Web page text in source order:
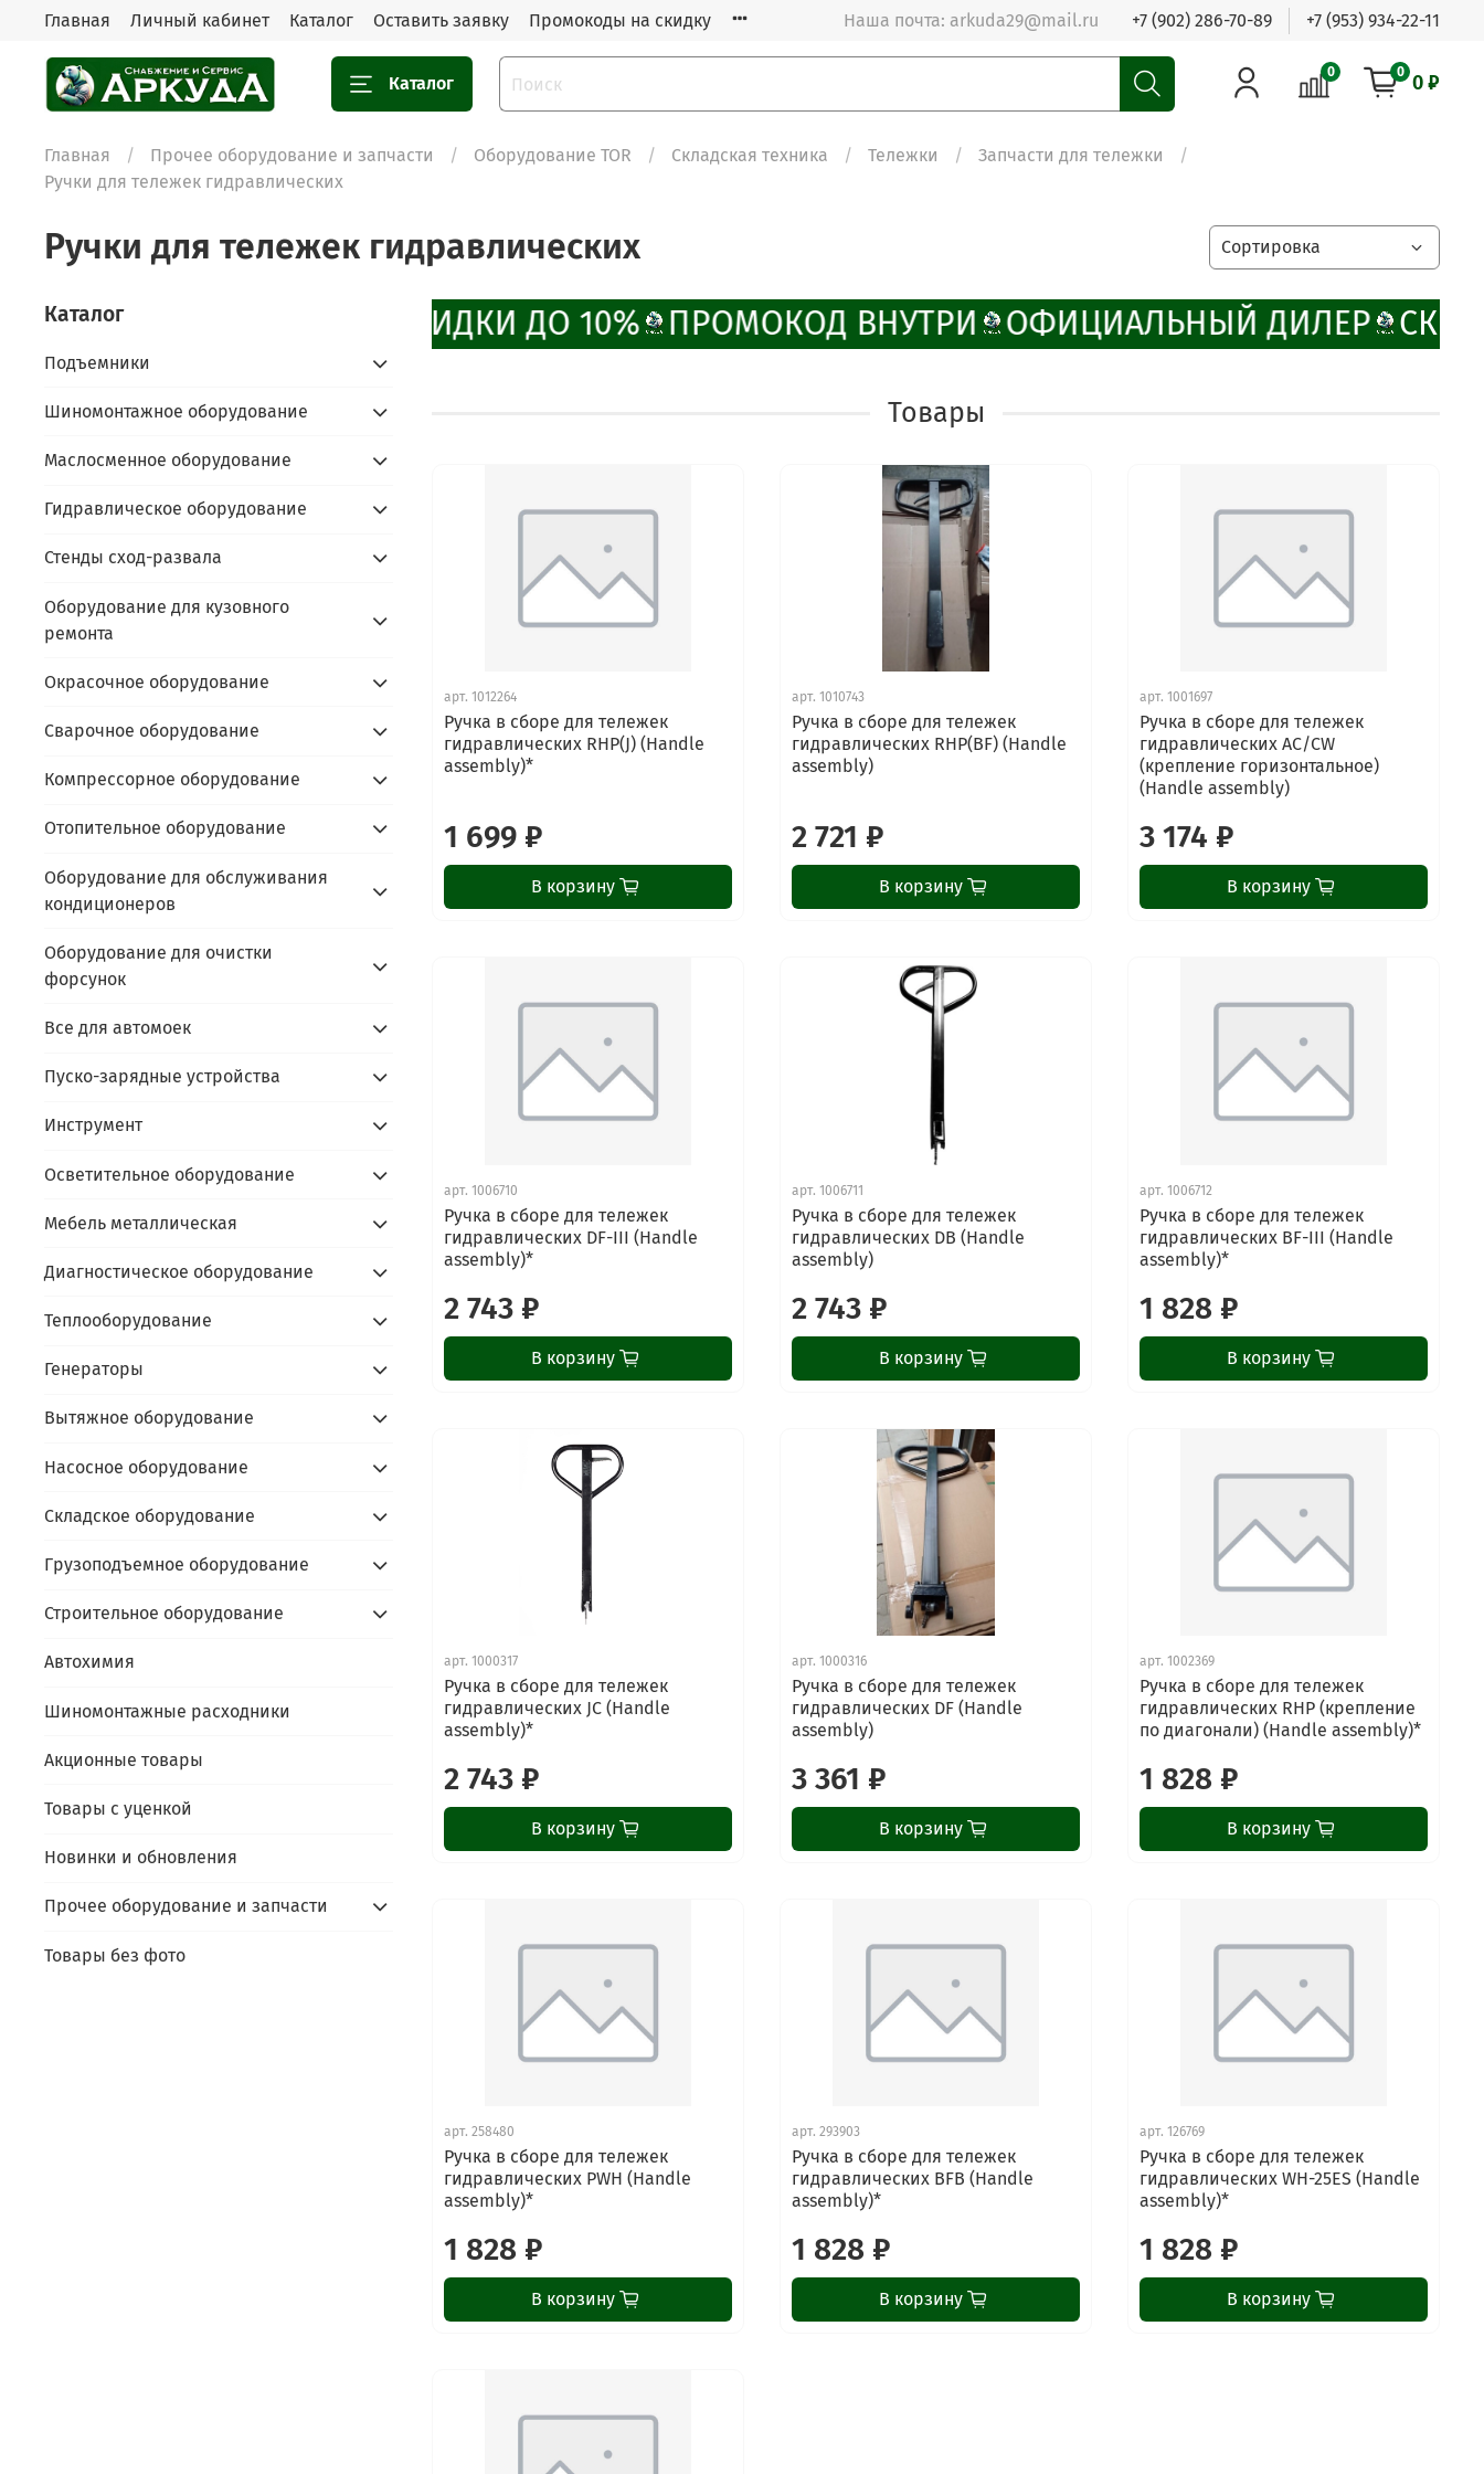
Главная Личный кабинет Каталог Оставить заявку Промокоды на скидку Наша почта: arkuda29@mail.ru +7 (902) 286-70-89 +7 (953) 934-22-11
Каталог
0 0 0 ₽
Главная Прочее оборудование и запчасти Оборудование TOR Складская техника Тележки
Запчасти для тележки
Ручки для тележек гидравлических
Ручки для тележек гидравлических
СКИДКИ ДО 10% ПРОМОКОД ВНУТРИ ОФИЦИАЛЬНЫЙ ДИЛЕР
Товары
арт.1012264
Ручка в сборе для тележек
гидравлических RHP(J) (Handle
assembly)*
1 699 ₽
В корзину
арт.1010743
Ручка в сборе для тележек
гидравлических RHP(BF) (Handle
assembly)
2 721 ₽
В корзину
арт.1001697
Ручка в сборе для тележек
гидравлических AC/CW
(крепление горизонтальное)
(Handle assembly)
3 174 ₽
В корзину
арт.1006710
Ручка в сборе для тележек
гидравлических DF-III (Handle
assembly)*
2 743 ₽
В корзину
арт.1006711
Ручка в сборе для тележек
гидравлических DB (Handle
assembly)
2 743 ₽
В корзину
арт.1006712
Ручка в сборе для тележек
гидравлических BF-III (Handle
assembly)*
1 828 ₽
В корзину
арт.1000317
Ручка в сборе для тележек
гидравлических JC (Handle
assembly)*
2 743 ₽
В корзину
арт.1000316
Ручка в сборе для тележек
гидравлических DF (Handle
assembly)
3 361 ₽
В корзину
арт.1002369
Ручка в сборе для тележек
гидравлических RHP (крепление
по диагонали) (Handle assembly)*
1 828 ₽
В корзину
арт.258480
Ручка в сборе для тележек
гидравлических PWH (Handle
assembly)*
1 828 ₽
В корзину
арт.293903
Ручка в сборе для тележек
гидравлических BFB (Handle
assembly)*
1 828 ₽
В корзину
арт.126769
Ручка в сборе для тележек
гидравлических WH-25ES (Handle
assembly)*
1 828 ₽
В корзину
Каталог
Подъемники
Шиномонтажное оборудование
Маслосменное оборудование
Гидравлическое оборудование
Стенды сход-развала
Оборудование для кузовного
ремонта
Окрасочное оборудование
Сварочное оборудование
Компрессорное оборудование
Отопительное оборудование
Оборудование для обслуживания
кондиционеров
Оборудование для очистки
форсунок
Все для автомоек
Пуско-зарядные устройства
Инструмент
Осветительное оборудование
Мебель металлическая
Диагностическое оборудование
Теплооборудование
Генераторы
Вытяжное оборудование
Насосное оборудование
Складское оборудование
Грузоподъемное оборудование
Строительное оборудование
Автохимия
Шиномонтажные расходники
Акционные товары
Товары с уценкой
Новинки и обновления
Прочее оборудование и запчасти
Товары без фото